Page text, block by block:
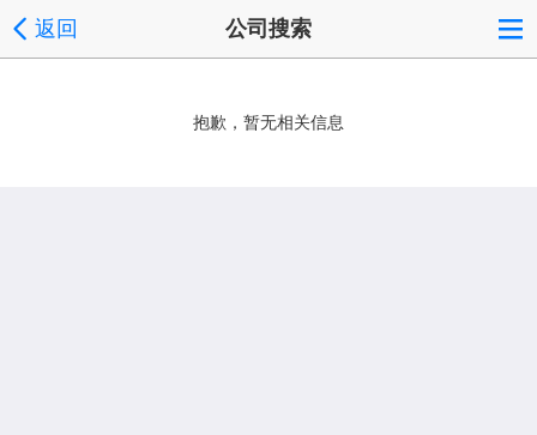
返回 公司搜索
抱歉，暂无相关信息